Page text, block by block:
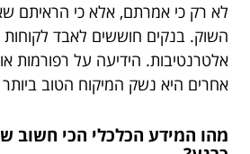
לא רק כי אמרתם, אלא כי הראיתם
השוק. בנקים חוששים לאבד לקוחות
אלטרנטיבות. הידיעה על רפורמות
אחרים היא נשק המיקוח הטוב
מהו המידע הכלכלי הכי חשוב